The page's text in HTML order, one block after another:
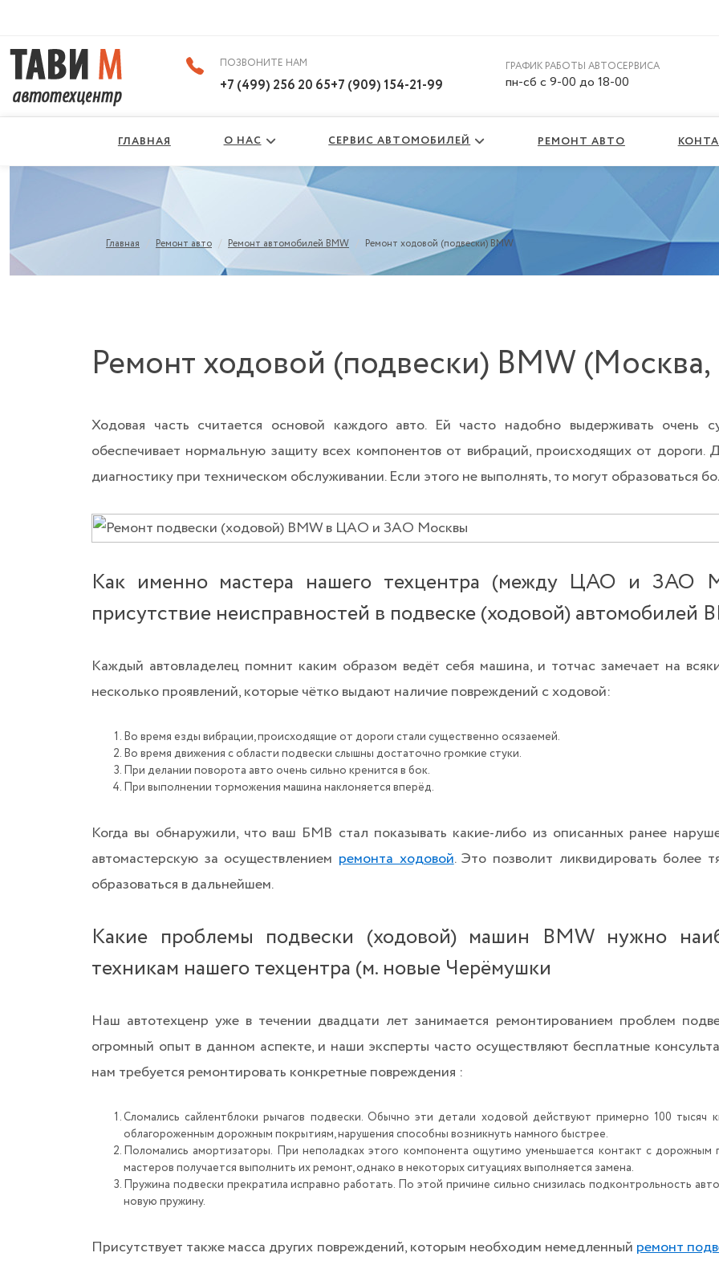
ПОЗВОНИТЕ НАМ
+7 (499) 256 20 65+7 (909) 154-21-99
ГРАФИК РАБОТЫ АВТОСЕРВИСА
пн-сб с 9-00 до 18-00
ГЛАВНАЯ О НАС СЕРВИС АВТОМОБИЛЕЙ РЕМОНТ АВТО
Главная Ремонт авто / Ремонт автомобилей BMW Ремонт ходовой (подвески) BMW
Ремонт ходовой (подвески) BMW
Ходовая часть считается основой каждого авто. Ей часто надобно выдерживать очень
обеспечивает нормальную защиту всех компонентов от вибраций, происходящих от дороги.
диагностику при техническом обслуживании. Если этого не выполнять, то могут образоваться
Как именно мастера нашего техцентра (между ЦАО и ЗАО
присутствие неисправностей в подвеске (ходовой) автомобилей
Каждый автовладелец помнит каким образом ведёт себя машина, и тотчас замечает на
несколько проявлений, которые чётко выдают наличие повреждений с ходовой:
Во время езды вибрации, происходящие от дороги стали существенно осязаемей.
Во время движения с области подвески слышны достаточно громкие стуки.
При делании поворота авто очень сильно кренится в бок.
При выполнении торможения машина наклоняется вперёд.
Когда вы обнаружили, что ваш БМВ стал показывать какие-либо из описанных ранее
автомастерскую за осуществлением ремонта ходовой. Это позволит ликвидировать более
образоваться в дальнейшем.
Какие проблемы подвески (ходовой) машин BMW нужно
техникам нашего техцентра (м. новые Черёмушки
Наш автотехценруже в течении двадцати лет занимается ремонтированием проблем
огромный опыт в данном аспекте, и наши эксперты часто осуществляют бесплатные
нам требуется ремонтировать конкретные повреждения :
Сломались сайлентблоки рычагов подвески. Обычно эти детали ходовой действуют примерно 100 тысяч
облагороженным дорожным покрытиям, нарушения способны возникнуть намного быстрее.
Поломались амортизаторы. При неполадках этого компонента ощутимо уменьшается контакт с дорожным
мастеров получается выполнить их ремонт, однако в некоторых ситуациях выполняется замена.
Пружина подвески прекратила исправно работать. По этой причине сильно снизилась подконтрольность
новую пружину.
Присутствует также масса других повреждений, которым необходим немедленный ремонт